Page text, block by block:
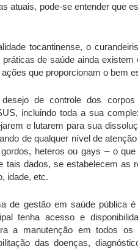
atuais, pode-se entender que
tocantinense, o
de saúde ainda
que proporcionam o bem
de controle dos
incluindo toda a sua
e lutarem para sua
de qualquer nível de
heteros ou gays – o
tais dados, se estabelecem as
idade, etc.
de gestão em saúde pública
tenha acesso e
a manutenção em todos
das doenças,